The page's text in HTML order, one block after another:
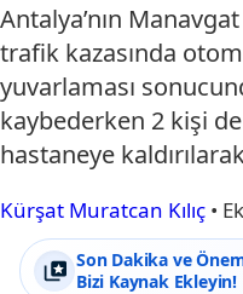
Antalya’nın
trafik kazasında
yuvarlaması
kaybederken 2 kişi de
hastaneye
Kürşat Muratcan Kılıç •
Son Dakika ve
Bizi Kaynak Ekleyin!